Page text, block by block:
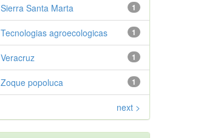
1
Sierra Santa Marta
1
Tecnologias agroecologicas
1
Veracruz
1
Zoque popoluca
next >